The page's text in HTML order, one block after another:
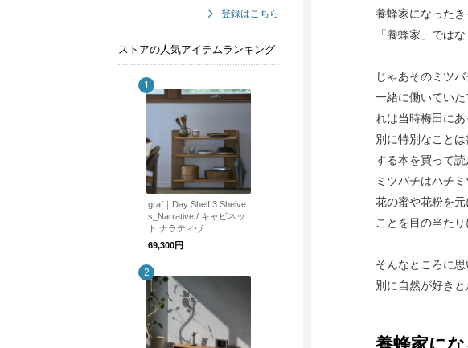
登録はこちら
ストアの人気アイテムランキング
graf｜Day Shelf 3 Shelve
s_Narrative / キャビネッ
ト ナラティヴ
69,300円
養蜂家になった
「養蜂家」では
じゃあそのミツ
一緒に働いてい
れは当時梅田に
別に特別なこと
する本を買って読
ミツバチはハチ
花の蜜や花粉を
ことを目の当た
そんなところに思
別に自然が好き